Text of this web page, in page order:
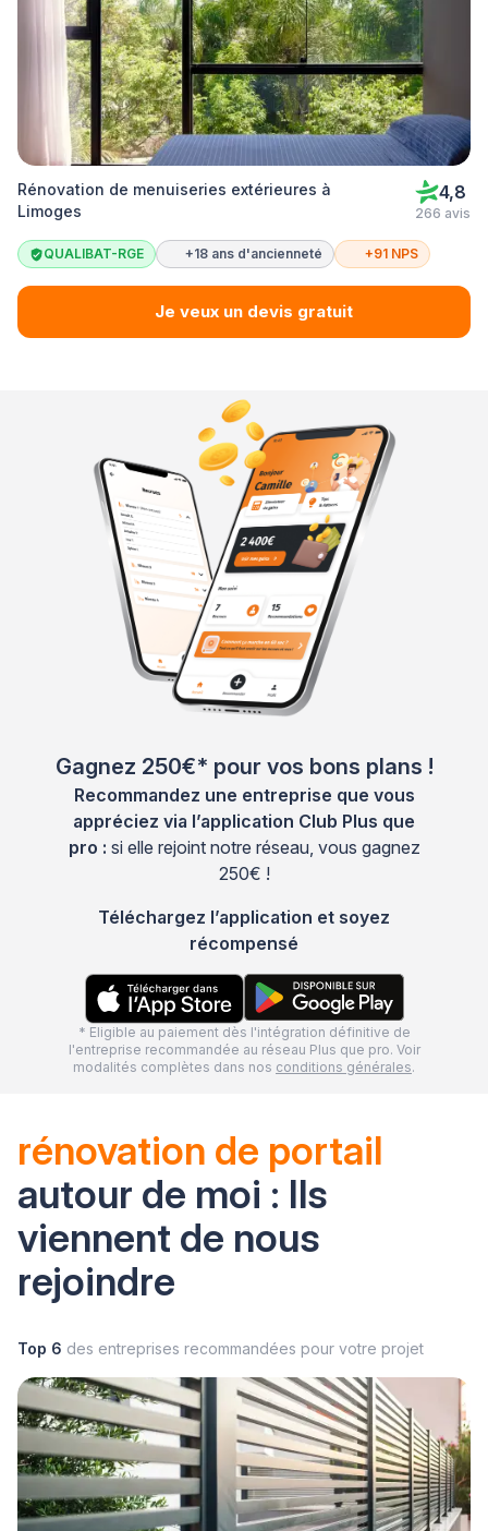
Rénovation de menuiseries extérieures à
Limoges
4,8
266 avis
QUALIBAT-RGE +18 ans d'ancienneté +91 NPS
Je veux un devis gratuit
Gagnez 250€* pour vos bons plans !
Recommandez une entreprise que vous
appréciez via l’application Club Plus que
pro : si elle rejoint notre réseau, vous gagnez
250€ !
Téléchargez l’application et soyez
récompensé
* Eligible au paiement dès l'intégration définitive de
l'entreprise recommandée au réseau Plus que pro. Voir
modalités complètes dans nos conditions générales.
rénovation de portail
autour de moi : Ils
viennent de nous
rejoindre
Top 6 des entreprises recommandées pour votre projet